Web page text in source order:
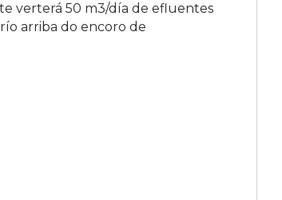
verterá 50 m3/día de efluentes
arriba do encoro de